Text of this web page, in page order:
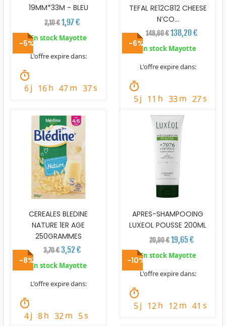
19MM*33M - BLEU
2,10 €1,97 €
En stock Mayotte
L'offre expire dans:
timer
6j 16h 47m 36s
TEFAL RE12C812 CHEESE
N’CO...
148,60 €138,20 €
En stock Mayotte
L'offre expire dans:
timer
5j 11 h 33m 26s
-5%
CEREALES BLEDINE
NATURE 1ER AGE
250GRAMMES
3,70 €3,52 €
En stock Mayotte
L'offre expire dans:
timer
4j 8h 32m 4s
-6%
APRES-SHAMPOOING
LUXEOL POUSSE 200ML
20,90 €19,65 €
En stock Mayotte
L'offre expire dans:
timer
5j 12h 12m 40 s
-8% -10%